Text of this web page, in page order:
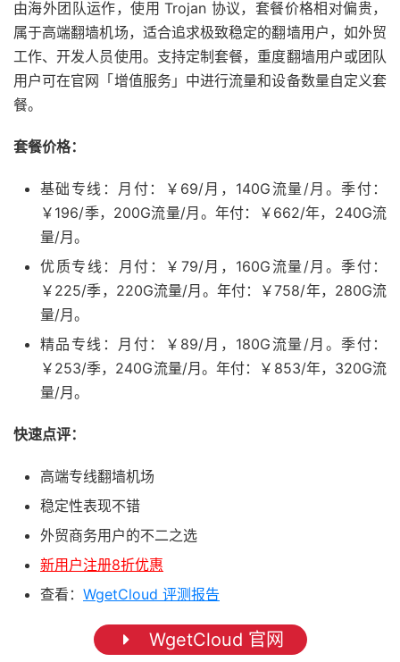
由海外团队运作，使用 Trojan 协议，套餐价格相对偏贵，
属于高端翻墙机场，适合追求极致稳定的翻墙用户，如外贸
工作、开发人员使用。支持定制套餐，重度翻墙用户或团队
用户可在官网「增值服务」中进行流量和设备数量自定义套
餐。
套餐价格：
基础专线：月付：￥69/月，140G流量/月。季付：
￥196/季，200G流量/月。年付：￥662/年，240G流
量/月。
优质专线：月付：￥79/月，160G流量/月。季付：
￥225/季，220G流量/月。年付：￥758/年，280G流
量/月。
精品专线：月付：￥89/月，180G流量/月。季付：
￥253/季，240G流量/月。年付：￥853/年，320G流
量/月。
快速点评：
高端专线翻墙机场
稳定性表现不错
外贸商务用户的不二之选
新用户注册8折优惠
查看： WgetCloud 评测报告
WgetCloud 官网